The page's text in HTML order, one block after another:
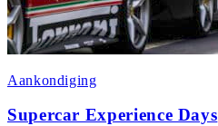
Aankondiging
Supercar Experience Days